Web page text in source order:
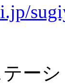
テー